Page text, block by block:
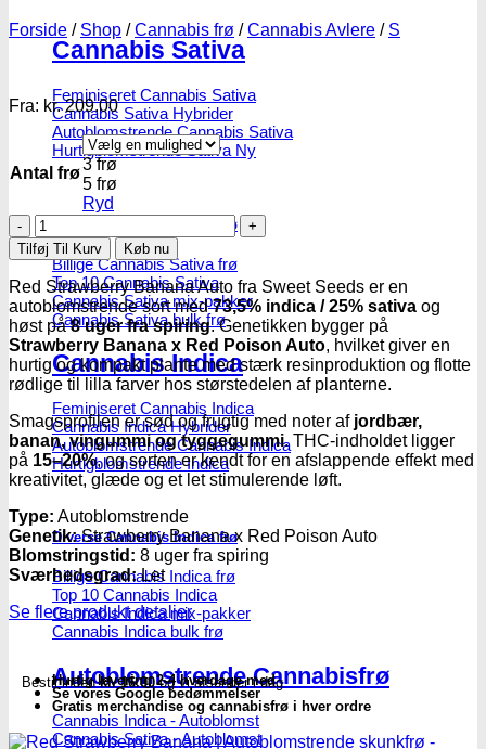
Cannabis Sativa
Feminiseret Cannabis Sativa
Cannabis Sativa Hybrider
Autoblomstrende Cannabis Sativa
Hurtigblomstrende Sativa
Diverse Cannabis Sativa frø
Billige Cannabis Sativa frø
Top 10 Cannabis Sativa
Cannabis Sativa mix-pakker
Cannabis Sativa bulk frø
Cannabis Indica
Feminiseret Cannabis Indica
Cannabis Indica Hybrider
Autoblomstrende Cannabis Indica
Hurtigblomstrende Indica
Diverse Cannabis Indica frø
Billige Cannabis Indica frø
Top 10 Cannabis Indica
Cannabis Indica mix-pakker
Cannabis Indica bulk frø
Autoblomstrende Cannabisfrø
Cannabis Indica - Autoblomst
Cannabis Sativa - Autoblomst
Forside / Shop / Cannabis frø / Cannabis Avlere / S
Fra: kr.209.00
Antal frø3 frø
5 frø
Ryd
Red
Strawberry
Banana
|
Autoblomstrende
skunkfrø
-
Sweet
Seeds
antal
Tilføj Til Kurv Køb nu
Red Strawberry Banana Auto fra Sweet Seeds er en
autoblomstrende sort med73,5% indica / 25% sativa og
høst på8 uger fra spiring. Genetikken bygger på
Strawberry Banana x Red Poison Auto, hvilket giver en
hurtig og kompakt plante med stærk resinproduktion og flotte
rødlige til lilla farver hos størstedelen af planterne.
Smagsprofilen er sød og frugtig med noter af jordbær,
banan, vingummi og tyggegummi. THC-indholdet ligger
på 15–20%, og sorten er kendt for en afslappende effekt med
kreativitet, glæde og et let stimulerende løft.
Type: Autoblomstrende
Genetik:Strawberry Banana x Red Poison Auto
Blomstringstid: 8 uger fra spiring
Sværhedsgrad:Let
Se flere produkt detaljer
Bestil indenkl. 16.00og vi afsender i dag
Hurtig levering 2-4 hverdage med
Se vores Google bedømmelser
Gratis merchandise og cannabisfrø i hver ordre